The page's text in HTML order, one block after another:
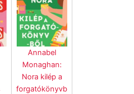
Annabel
Monaghan:
Nora kilép a
forgatókönyvb